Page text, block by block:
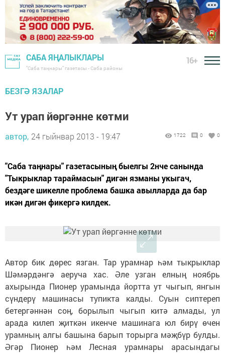
САБА ЯҢАЛЫКЛАРЫ
"Саба таңнары" газетасы - Саба районы
16+
БЕЗГӘ ЯЗАЛАР
Ут урап йөргәнне көтми
автор, 24 гыйнвар 2013 - 19:47 1722 0 0
"Саба таңнары" газетасының быелгы 2нче санында
"Тыкрыклар тараймасын" дигән язманы укыгач,
бездәге шикелле проблема башка авылларда да бар
икән дигән фикергә килдек.
Автор бик дөрес язган. Тар урамнар һәм тыкрыклар
Шәмәрдәнгә аеруча хас. Әле узган елның ноябрь
ахырында Пионер урамында йортта ут чыгып, янгын
сүндерү машинасы тупикта калды. Суын сиптереп
бетергәннән соң, борылып чыгып китә алмады, ул
арада килеп җиткән икенче машинага юл бирү өчен
урамның алгы башына барып торырга мәҗбүр булды.
Әгәр Пионер һәм Лесная урамнары арасындагы